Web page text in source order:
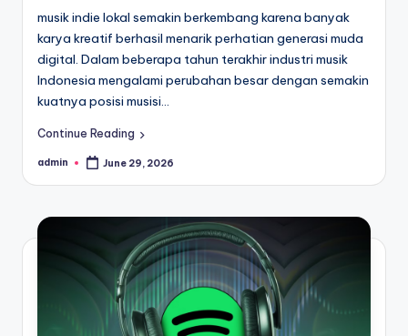
musik indie lokal semakin berkembang karena banyak
karya kreatif berhasil menarik perhatian generasi muda
digital. Dalam beberapa tahun terakhir industri musik
Indonesia mengalami perubahan besar dengan semakin
kuatnya posisi musisi…
Continue Reading
Posted
admin June 29, 2026